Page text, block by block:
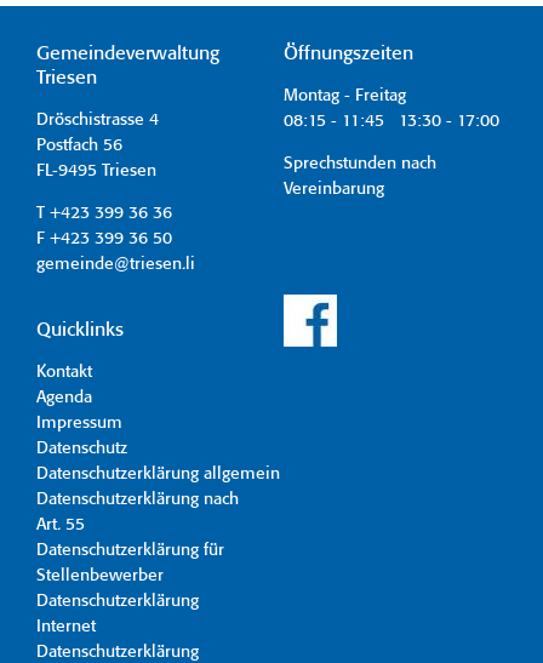
Gemeindeverwaltung
Triesen
Dröschistrasse 4
Postfach 56
FL-9495 Triesen
T +423 399 36 36
F +423 399 36 50
gemeinde@triesen.li
Öffnungszeiten
Montag - Freitag
08:15 - 11:45 13:30 - 17:00
Sprechstunden nach
Vereinbarung
Quicklinks
Kontakt
Agenda
Impressum
Datenschutz
Datenschutzerklärung allgemein
Datenschutzerklärung nach
Art. 55
Datenschutzerklärung für
Stellenbewerber
Datenschutzerklärung
Internet
Datenschutzerklärung